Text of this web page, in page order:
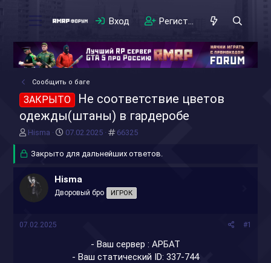
Вход Регистрация
Сообщить о баге
ЗАКРЫТО
Не соответствие цветов
одежды(штаны) в гардеробе
А
т
р
т
Hisma
Д
т
н
ч
07.02.2025 #
66325
Закрыто для дальнейших ответов.
Hisma
Дворовый бро ИГРОК
07.02.2025 #1
- Ваш сервер : АРБАТ
- Ваш статический ID: 337-744